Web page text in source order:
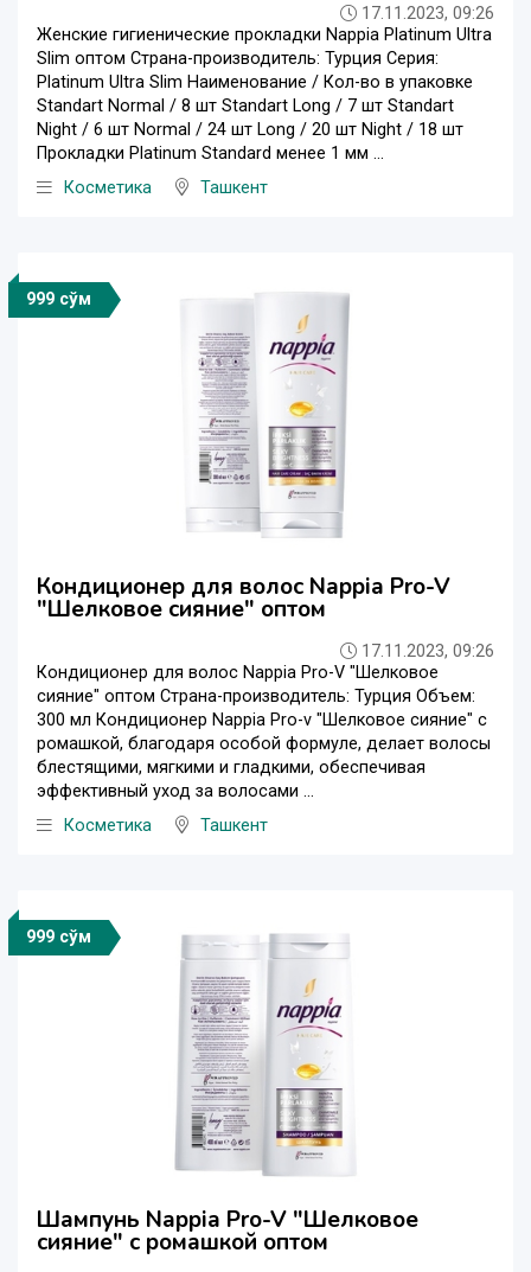
17.11.2023, 09:26
Женские гигиенические прокладки Nappia Platinum Ultra
Slim оптом Страна-производитель: Турция Серия:
Platinum Ultra Slim Наименование / Кол-во в упаковке
Standart Normal / 8 шт Standart Long / 7 шт Standart
Night / 6 шт Normal / 24 шт Long / 20 шт Night / 18 шт
Прокладки Platinum Standard менее 1 мм ...
Косметика
Ташкент
999 сўм
Кондиционер для волос Nappia Pro-V
"Шелковое сияние" оптом
17.11.2023, 09:26
Кондиционер для волос Nappia Pro-V "Шелковое
сияние" оптом Страна-производитель: Турция Объем:
300 мл Кондиционер Nappia Pro-v "Шелковое сияние" с
ромашкой, благодаря особой формуле, делает волосы
блестящими, мягкими и гладкими, обеспечивая
эффективный уход за волосами ...
Косметика
Ташкент
999 сўм
Шампунь Nappia Pro-V "Шелковое
сияние" с ромашкой оптом